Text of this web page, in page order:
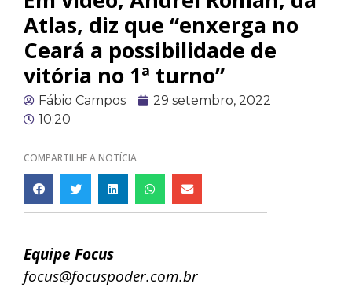
Atlas, diz que “enxerga no
Ceará a possibilidade de
vitória no 1ª turno”
Fábio Campos
29 setembro, 2022
10:20
COMPARTILHE A NOTÍCIA
Equipe Focus
focus@focuspoder.com.br